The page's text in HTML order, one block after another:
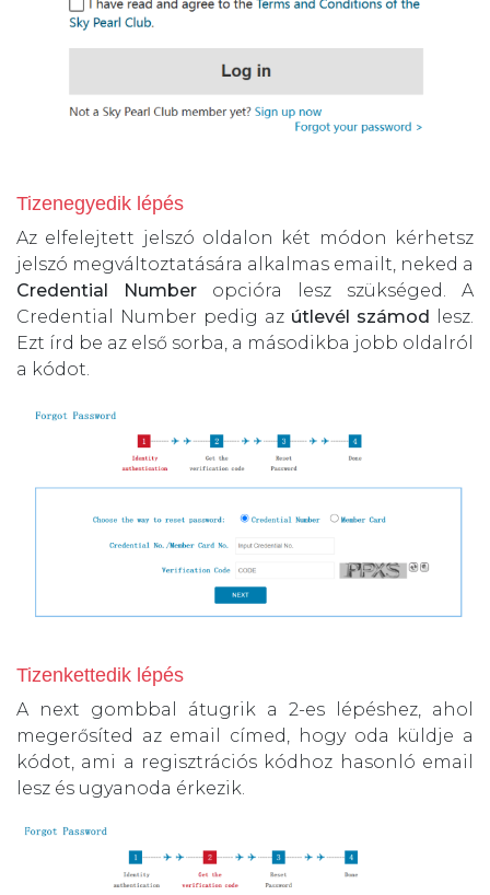
Tizenegyedik lépés
Az elfelejtett jelszó oldalon két módon kérhetsz
jelszó megváltoztatására alkalmas emailt, neked a
Credential Number opcióra lesz szükséged. A
Credential Number pedig az útlevél számod
lesz.
Ezt írd be az első sorba, a másodikba jobb oldalról
a kódot.
Tizenkettedik lépés
A next gombbal átugrik a 2-es lépéshez, ahol
megerősíted az email címed, hogy oda küldje a
kódot, ami a regisztrációs kódhoz hasonló email
lesz és ugyanoda érkezik.